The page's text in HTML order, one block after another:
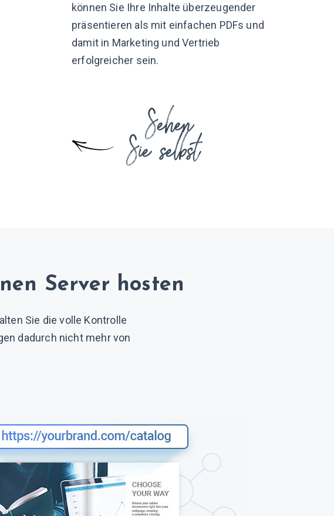
können Sie Ihre Inhalte überzeugender
präsentieren als mit einfachen PDFs und
damit in Marketing und Vertrieb
erfolgreicher sein.
Server hosten
Sie die volle Kontrolle
dadurch nicht mehr von